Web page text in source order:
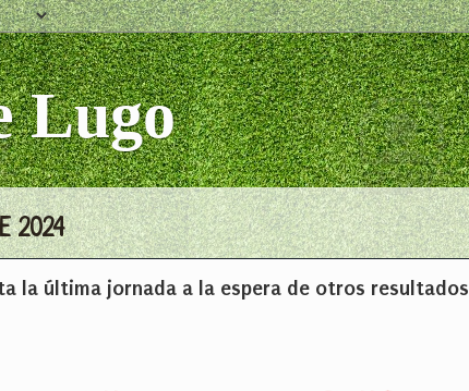
Lugo
2024
la última jornada a la espera de otros resultados